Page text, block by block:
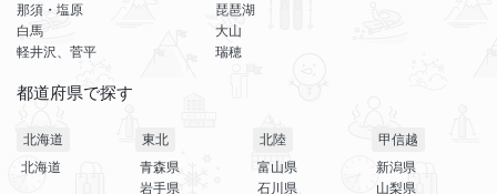
那須・塩原
白馬
軽井沢、菅平
琵琶湖
大山
瑞穂
都道府県で探す
北海道
北海道
東北
青森県
岩手県
北陸
富山県
石川県
甲信越
新潟県
山梨県